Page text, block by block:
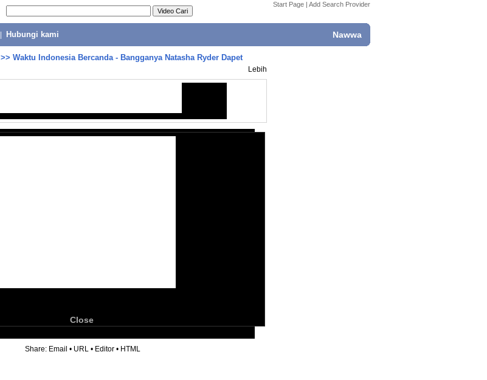
Start Page | Add Search Provider
Hubungi kami Nawwa
>> Waktu Indonesia Bercanda - Bangganya Natasha Ryder Dapet
Lebih
Close
Share: Email • URL • Editor • HTML